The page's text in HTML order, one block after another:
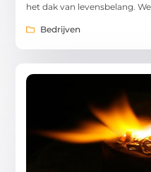
het dak van levensbelang.
Bedrijven